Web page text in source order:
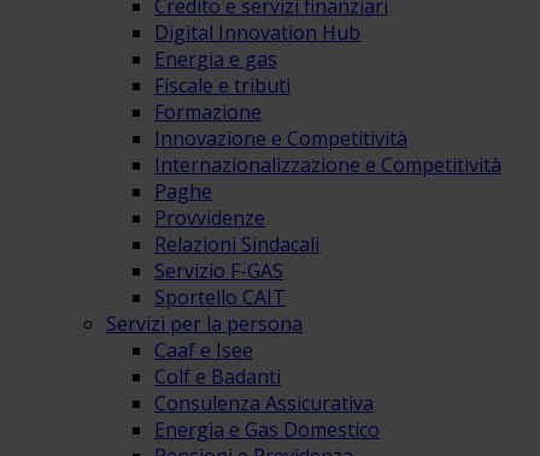
Credito e servizi finanziari
Digital Innovation Hub
Energia e gas
Fiscale e tributi
Formazione
Innovazione e Competitività
Internazionalizzazione e Competitività
Paghe
Provvidenze
Relazioni Sindacali
Servizio F-GAS
Sportello CAIT
Servizi per la persona
Caaf e Isee
Colf e Badanti
Consulenza Assicurativa
Energia e Gas Domestico